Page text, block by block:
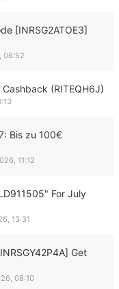
[INRSG2ATOE3]
06:52
(RITEQH6J)
Bis zu 100€
11:12
For July
13:31
Get
08:10